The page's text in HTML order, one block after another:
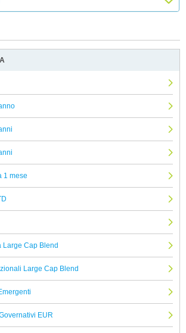
1 mese
Large Cap Blend
Large Cap Blend
EUR